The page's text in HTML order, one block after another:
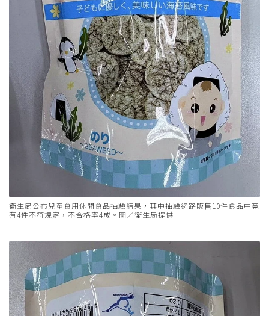
衛生局公布兒童食用休閒食品抽驗結果，其中抽驗網路販售10件食品中竟
有4件不符規定，不合格率4成。圖／衛生局提供